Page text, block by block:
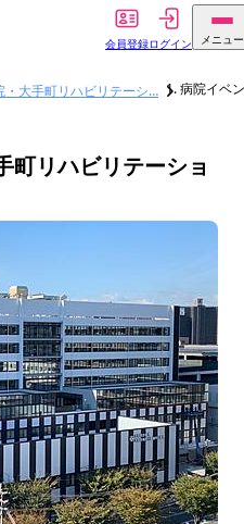
会員登録ログイン メニュー
・大手町リハビリテーシ… 病院イベ
町リハビリテーショ